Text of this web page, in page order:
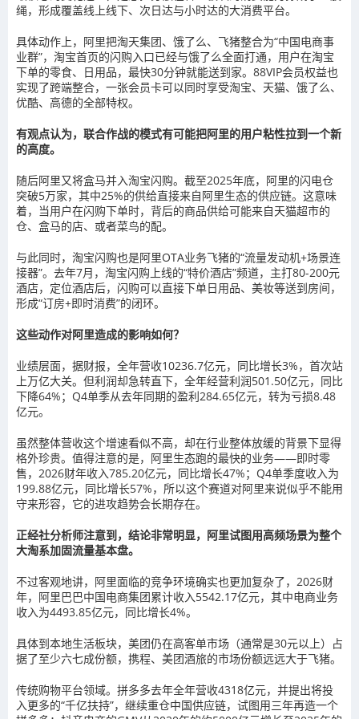
绳，形成覆盖线上线下、次日达与小时达的大消费平台。
具体动作上，阿里把淘天集团、饿了么、飞猪整合为“中国电商事
业群”，淘宝首页的闪购入口已经与饿了么全面打通，用户在淘宝
下单的零食、日用品，最快30分钟就能送到家。88VIP会员权益也
实现了跨端整合，一张会员卡可以同时享受淘宝、天猫、饿了么、
优酷、高德的全部特权。
有观点认为，联合作战的模式有可能把阿里的用户粘性拉到一个新
的高度。
随后阿里又将盒马并入淘宝闪购。截至2025年底，阿里的闪电仓
突破5万家，其中25%的供给直接来自阿里生态的供应链。这意味
着，当用户在闪购下单时，背后的商品供给可能来自天猫超市的
仓、盒马的店、或者菜鸟的配。
与此同时，淘宝闪购也是阿里OTA业务飞猪的“流量发动机+场景连
接器”。去年7月，淘宝闪购上线的“特价酒店”频道，主打80-200元
酒店，定位酒店后，闪购可以直接下单日用品、美妆等送到房间，
形成“订房+即时消费”的闭环。
这些动作对阿里造成的影响如何？
业绩层面，据财报，全年营收10236.7亿元，同比增长3%，首次站
上万亿大关。但利润却急转直下，全年经营利润501.50亿元，同比
下降64%；Q4单季从去年同期的盈利284.65亿元，转为亏损8.48
亿元。
虽然整体营收这个增速看似不高，却在行业整体放缓的背景下显得
格外珍贵。值得注意的是，阿里生态跑的最快的业务——即时零
售，2026财年收入785.20亿元，同比增长47%；Q4单季度收入为
199.88亿元，同比增长57%，所以这个赛道对阿里来说似乎不能用
守来形容，它的进攻趋势会长期存在。
正经社分析师注意到，结论非常明显，阿里试图用高频场景为整个
大淘系加固流量基本盘。
不过客观地讲，阿里面临的竞争环境确实也更加复杂了，2026财
年，阿里巴巴中国电商集团累计收入5542.17亿元，其中电商业务
收入为4493.85亿元，同比增长4%。
具体到本地生活板块，美团仍在高客单市场（通常是30元以上）占
据了至少六七成份额，携程、美团酒旅的市场份额远远大于飞猪。
传统购物平台领域。拼多多去年全年营收4318亿元，并提出将投
入更多的“千亿扶持”，继续重仓中国供应链，试图用三年再造一个